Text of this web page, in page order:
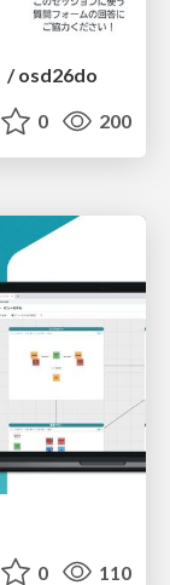
/ osd26do
0 200
0 110